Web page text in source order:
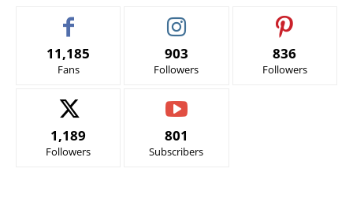
11,185
Fans
903
Followers
836
Followers
1,189
Followers
801
Subscribers